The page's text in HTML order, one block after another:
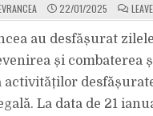
22/01/2025
au desfășurat
și combaterea
La data de 21